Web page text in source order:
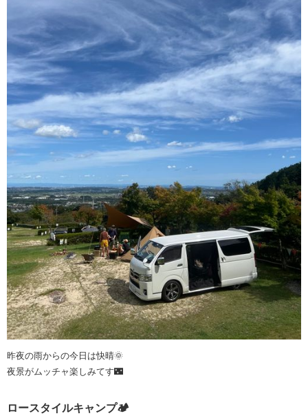
昨夜の雨からの今日は快晴🌞
夜景がムッチャ楽しみてす🌃
ロースタイルキャンプ🏕️